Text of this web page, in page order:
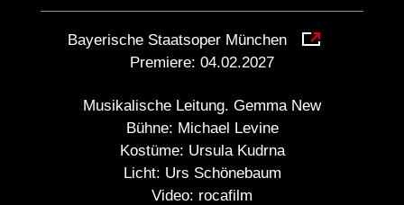
Bayerische Staatsoper München
Premiere: 04.02.2027
Musikalische Leitung. Gemma New
Bühne: Michael Levine
Kostüme: Ursula Kudrna
Licht: Urs Schönebaum
Video: rocafilm